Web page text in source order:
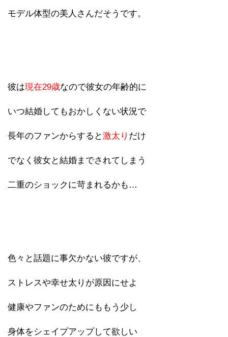
モデル体型の美人さんだそうです。
彼は現在29歳なので彼女の年齢的に
いつ結婚してもおかしくない状況で
長年のファンからすると激太り だけ
でなく彼女と結婚までされてしまう
二重のショックに苛まれるかも…
色々と話題に事欠かない彼ですが、
ストレスや幸せ太りが原因にせよ
健康やファンのためにももう少し
身体をシェイプアップして欲しい